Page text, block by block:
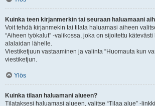
Kuinka teen kirjanmerkin tai seuraan haluamaani
Voit tehdä kirjanmekin tai tilata haluamasi aiheen
“Aiheen työkalut” -valikossa, joka on sijoitettu
alalaidan lähelle.
Viestiketjuun vastaaminen ja valinta “Huomauta kun
viestiketjun.
Ylös
Kuinka tilaan haluamani alueen?
Tilataksesi haluamasi alueen, valitse “Tilaa alue” -